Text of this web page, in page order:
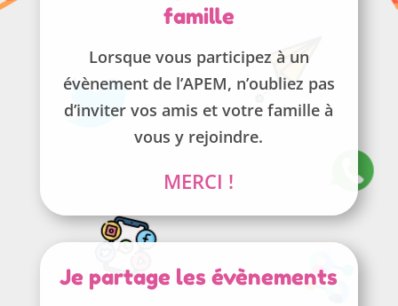
famille
Lorsque vous participez à un
évènement de l’APEM, n’oubliez pas
d’inviter vos amis et votre famille à
vous y rejoindre.
MERCI !
Je partage les évènements